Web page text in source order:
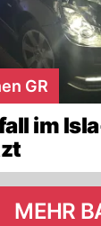
GR
im
MEHR